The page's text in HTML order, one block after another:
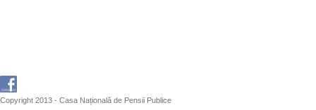
Copyright 2013 - Casa Națională de Pensii Publice